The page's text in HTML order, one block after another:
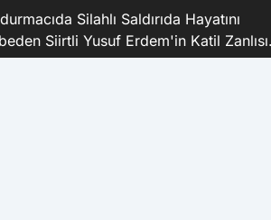
Silahlı Saldırıda Hayatını
Siirtli Yusuf Erdem'in Katil Zanlısı
Tutuklandı